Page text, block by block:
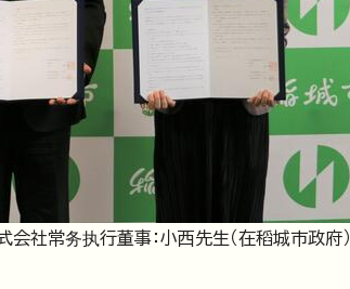
社常务执行董事：小西先生（在稻城市政府）